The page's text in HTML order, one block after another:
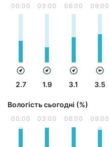
00:00
2.7
03:00
1.9
06:00
3.1
09:00
3.5
Вологість сьогодні (%)
00:00 03:00 06:00 09:00